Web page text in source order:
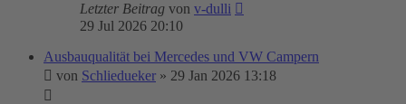
Letzter Beitrag von v-dulli
29 Jul 2026 20:10
Ausbauqualität bei Mercedes und VW Campern
von Schliedueker » 29 Jan 2026 13:18